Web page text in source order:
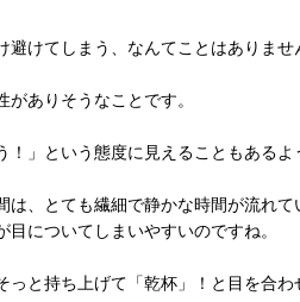
けてしまう、なんてことはありませ
ありそうなことです。
！」という態度に見えることもあるよ
、とても繊細で静かな時間が流れて
についてしまいやすいのですね。
と持ち上げて「乾杯」！と目を合わ